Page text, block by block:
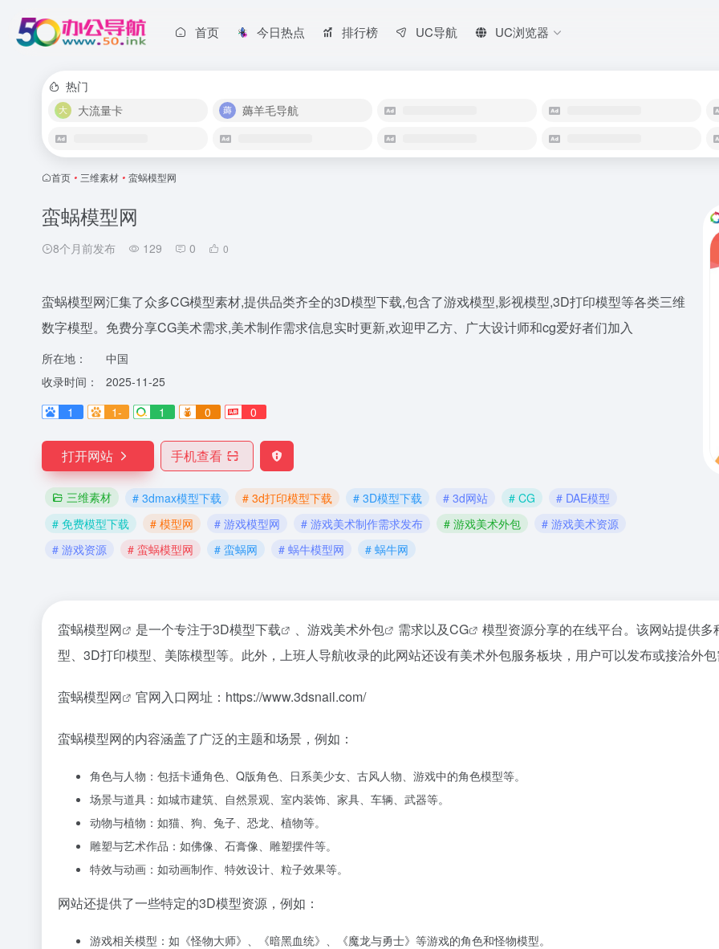
首页 今日热点 排行榜 UC导航 UC浏览器
热门
大流量卡
薅羊毛导航
首页 • 三维素材 • 蛮蜗模型网
蛮蜗模型网
8个月前发布 129 0 0
蛮蜗模型网汇集了众多CG模型素材,提供品类齐全的3D模型下载,包含了游戏模型,影视模型,3D打印模型等各类三维
数字模型。免费分享CG美术需求,美术制作需求信息实时更新,欢迎甲乙方、广大设计师和cg爱好者们加入
所在地：
中国
收录时间：
2025-11-25
1
1- 1 0 0
打开网站 手机查看
三维素材 # 3dmax模型下载 # 3d打印模型下载 # 3D模型下载 # 3d网站 # CG
# DAE模型
# 免费模型下载
# 模型网 # 游戏模型网 # 游戏美术制作需求发布 # 游戏美术外包
# 游戏美术资源
# 游戏资源
# 蛮蜗模型网 # 蛮蜗网 # 蜗牛模型网 # 蜗牛网
蛮蜗模型网 是一个专注于3D模型下载 、 游戏美术外包 需求以及CG
模型资源分享的在线平台。该网站提供
型、3D打印模型、美陈模型等。此外，上班人导航收录的此网站还设有美术外包服务板块，用户可以发布或接洽外
蛮蜗模型网 官网入口网址：https://www.3dsnail.com/
蛮蜗模型网的内容涵盖了广泛的主题和场景，例如：
角色与人物：包括卡通角色、Q版角色、日系美少女、古风人物、游戏中的角色模型等。
场景与道具：如城市建筑、自然景观、室内装饰、家具、车辆、武器等。
动物与植物：如猫、狗、兔子、恐龙、植物等。
雕塑与艺术作品：如佛像、石膏像、雕塑摆件等。
特效与动画：如动画制作、特效设计、粒子效果等。
网站还提供了一些特定的3D模型资源，例如：
游戏相关模型：如《怪物大师》、《暗黑血统》、《魔龙与勇士》等游戏的角色和怪物模型。